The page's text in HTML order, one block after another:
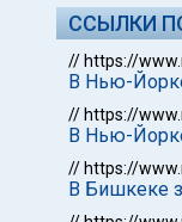
ССЫЛКИ
// https://
В Нью-
// https://
В Нью-
// https://
В Бишкеке